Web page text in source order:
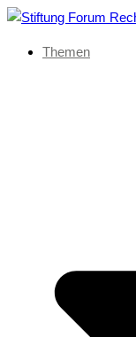
Themen